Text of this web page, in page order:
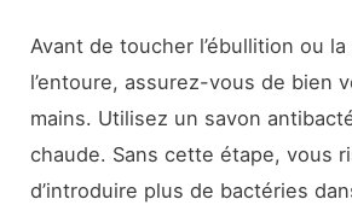
Avant de toucher l’ébullition ou
l’entoure, assurez-vous de bien
mains. Utilisez un savon
chaude. Sans cette étape, vous
d’introduire plus de bactéries